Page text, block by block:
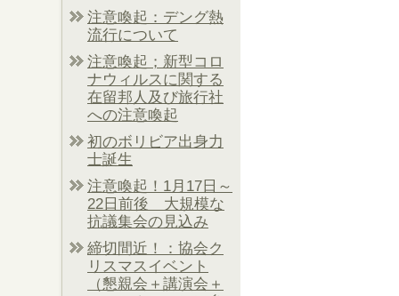
注意喚起：デング熱
流行について
注意喚起；新型コロ
ナウィルスに関する
在留邦人及び旅行社
への注意喚起
初のボリビア出身力
士誕生
注意喚起！1月17日～
22日前後 大規模な
抗議集会の見込み
締切間近！：協会ク
リスマスイベント
（懇親会＋講演会＋